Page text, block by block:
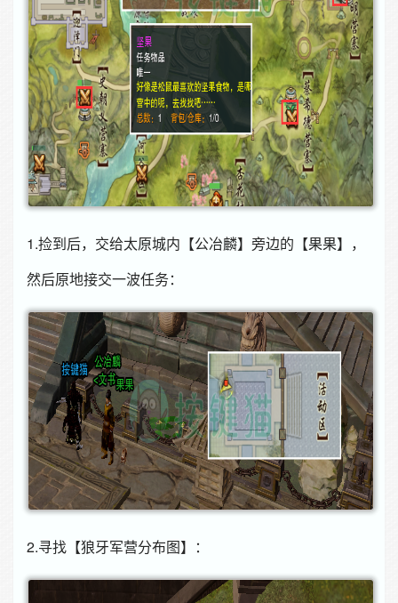
1.捡到后，交给太原城内【公冶麟】旁边的【果果】，
然后原地接交一波任务：
2.寻找【狼牙军营分布图】：